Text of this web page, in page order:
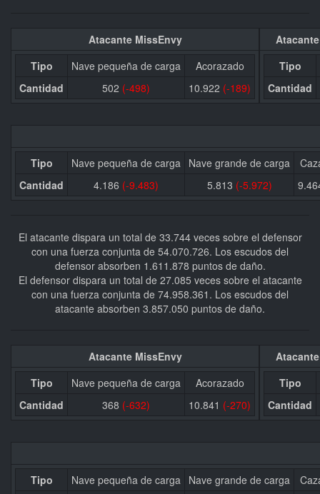
Atacante MissEnvy
Tipo
Nave pequeña de carga
Acorazado
Cantidad
502 (-498) 10.922 (-189)
Tipo
Cantidad
Tipo Nave pequeña de carga Nave grande de carga
Cantidad
4.186 (-9.483) 5.813 (-5.972)
El atacante dispara un total de 33.744 veces sobre el defensor
con una fuerza conjunta de 54.070.726. Los escudos del
defensor absorben 1.611.878 puntos de daño.
El defensor dispara un total de 27.085 veces sobre el atacante
con una fuerza conjunta de 74.958.361. Los escudos del
atacante absorben 3.857.050 puntos de daño.
Atacante MissEnvy
Tipo
Nave pequeña de carga
Acorazado
Cantidad
368 (-632) 10.841 (-270)
Tipo
Cantidad
Tipo Nave pequeña de carga Nave grande de carga